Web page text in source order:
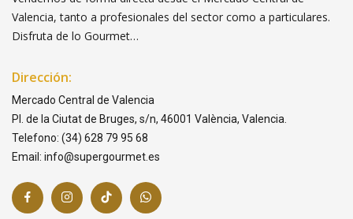
Valencia, tanto a profesionales del sector como a particulares.
Disfruta de lo Gourmet…
Dirección:
Mercado Central de Valencia
Pl. de la Ciutat de Bruges, s/n, 46001 València, Valencia.
Telefono: (34) 628 79 95 68
Email: info@supergourmet.es